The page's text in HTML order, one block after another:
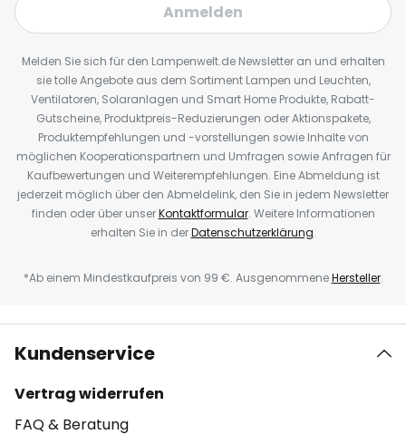
Anmelden
Melden Sie sich für den Lampenwelt.de Newsletter an und erhalten
sie tolle Angebote aus dem Sortiment Lampen und Leuchten,
Ventilatoren, Solaranlagen und Smart Home Produkte, Rabatt-
Gutscheine, Produktpreis-Reduzierungen oder Aktionspakete,
Produktempfehlungen und -vorstellungen sowie Inhalte von
möglichen Kooperationspartnern und Umfragen sowie Anfragen für
Kaufbewertungen und Weiterempfehlungen. Eine Abmeldung ist
jederzeit möglich über den Abmeldelink, den Sie in jedem Newsletter
finden oder über unserKontaktformular. Weitere Informationen
erhalten Sie in derDatenschutzerklärung.
*Ab einem Mindestkaufpreis von 99 €. AusgenommeneHersteller.
Kundenservice
Vertrag widerrufen
FAQ & Beratung